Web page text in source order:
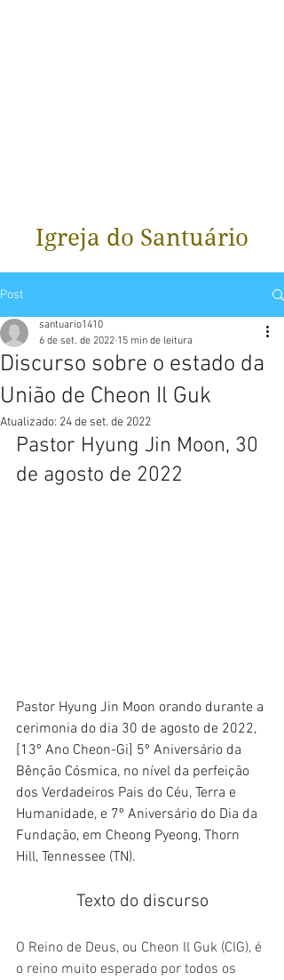
Igreja do Santuário
Post
Discurso sobre o estado da
União de Cheon Il Guk
santuario1410
6 de set. de 2022 15 min de leitura
Atualizado: 24 de set. de 2022
Pastor Hyung Jin Moon, 30
de agosto de 2022
Pastor Hyung Jin Moon orando durante a
cerimonia do dia 30 de agosto de 2022,
[13º Ano Cheon-Gi] 5º Aniversário da
Bênção Cósmica, no nível da perfeição
dos Verdadeiros Pais do Céu, Terra e
Humanidade, e 7º Aniversário do Dia da
Fundação, em Cheong Pyeong, Thorn
Hill, Tennessee (TN).
Texto do discurso
O Reino de Deus, ou Cheon Il Guk (CIG), é
o reino muito esperado por todos os